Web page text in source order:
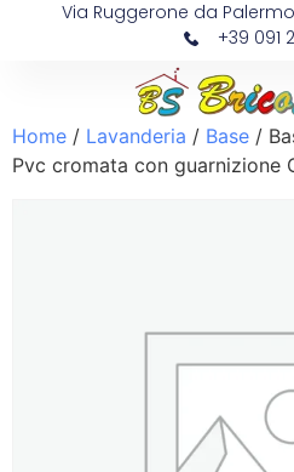
Via Ruggerone da
+39 091
Home / Lavanderia / Base /
Pvc cromata con guarnizione